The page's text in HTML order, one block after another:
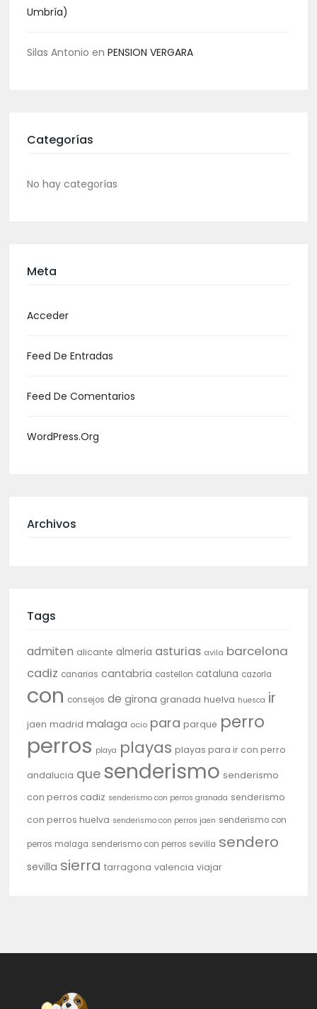
Umbría)
Silas Antonio en PENSION VERGARA
Categorías
No hay categorías
Meta
Acceder
Feed De Entradas
Feed De Comentarios
WordPress.org
Archivos
Tags
admiten alicante almeria asturias avila barcelona
cadiz canarias cantabria castellon cataluna cazorla
con consejos de girona granada huelva huesca ir
jaen madrid malaga ocio para parque perro
perros playa playas playas para ir con perro
andalucia que senderismo senderismo
con perros cadiz senderismo con perros granada senderismo
con perros huelva senderismo con perros jaen senderismo con
perros malaga senderismo con perros sevilla sendero
sevilla sierra tarragona valencia viajar